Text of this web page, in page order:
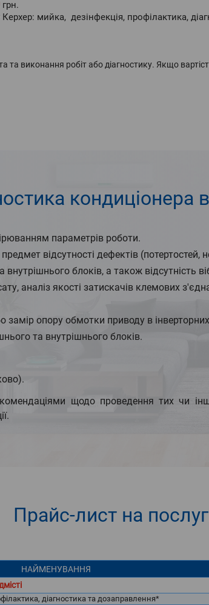
грн.
мийка, дезінфекція, профілактика,
та виконання робіт або діагностику. Якщо
кондиціонера
параметрів роботи.
відсутності дефектів
блоків, а також відсутність
аналіз якості затискачів клемових
замір опору обмотки приводу в
та внутрішнього блоків.
щодо проведення тих чи
Прайс-лист на
НАЙМЕНУВАННЯ
діагностика та дозаправлення*